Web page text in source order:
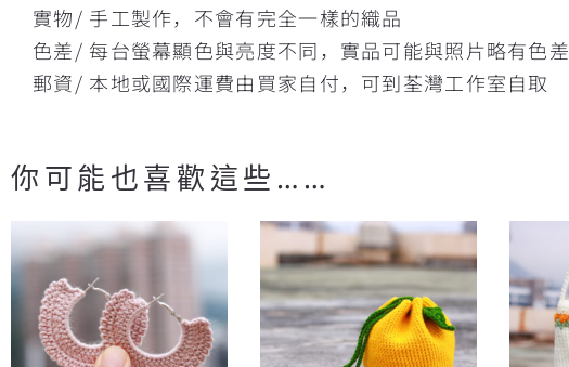
實物/ 手工製作，不會有完全一樣的織品
色差/ 每台螢幕顯色與亮度不同，實品可能與照片略有色差
郵資/ 本地或國際運費由買家自付，可到荃灣工作室自取
你可能也喜歡這些……